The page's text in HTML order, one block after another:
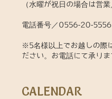
（水曜が祝日の場合は営業
電話番号／0556-20-5556
※5名様以上でお越しの際
ださい。お電話にて承りま
CALENDAR